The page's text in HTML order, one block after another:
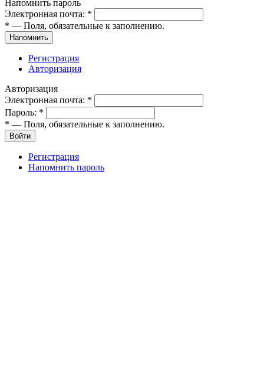
Напомнить пароль
Электронная почта: *
* — Поля, обязательные к заполнению.
Напомнить
Регистрация
Авторизация
Авторизация
Электронная почта: *
Пароль: *
* — Поля, обязательные к заполнению.
Войти
Регистрация
Напомнить пароль